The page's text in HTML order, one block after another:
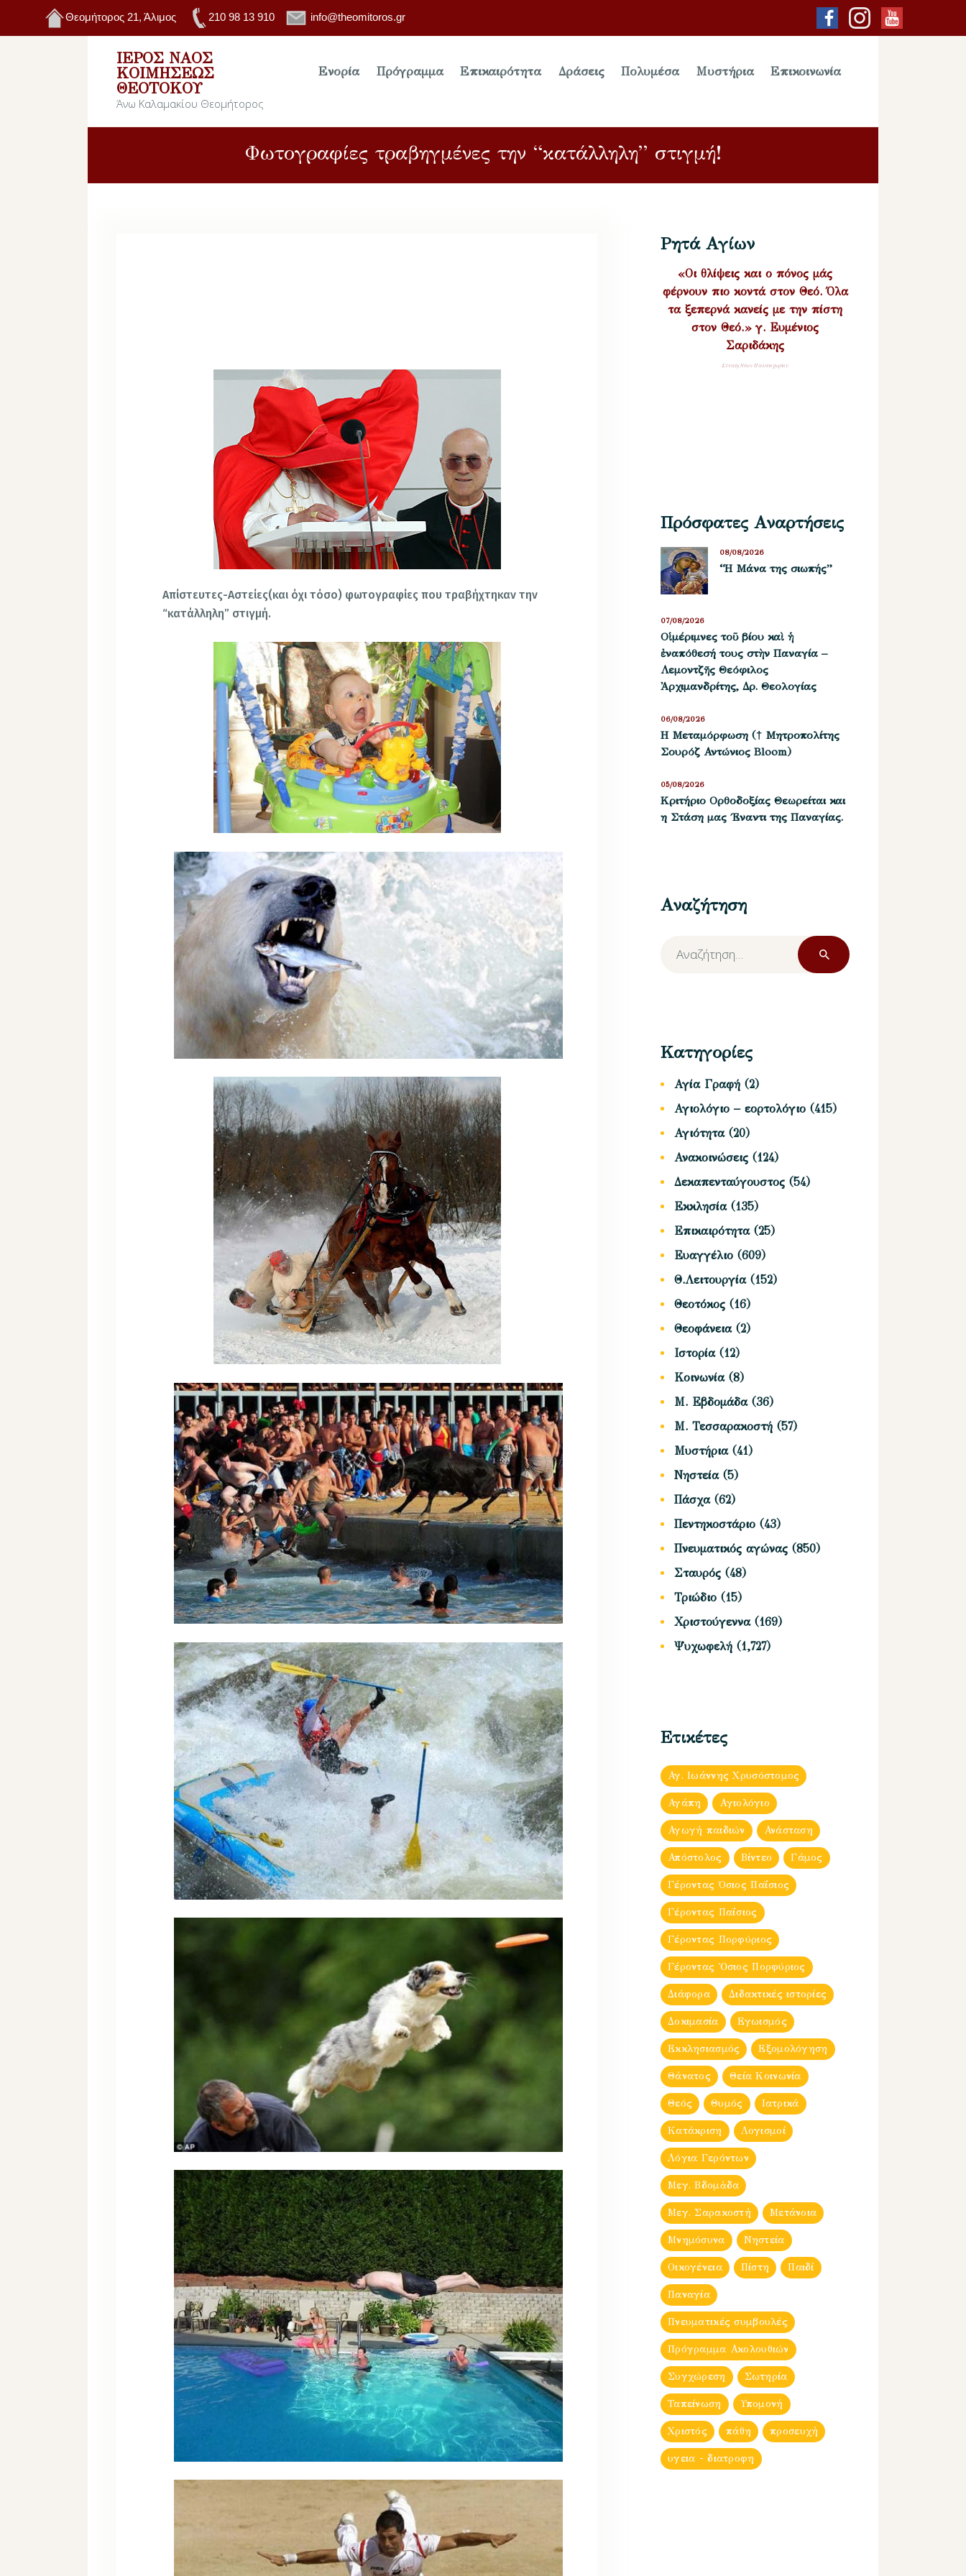
Θεομήτορος 21, Άλιμος 210 98 13 910 info@theomitoros.gr
ΙΕΡΌΣ ΝΑΌΣ
ΚΟΙΜΉΣΕΩΣ
ΘΕΟΤΌΚΟΥ
Άνω Καλαμακίου Θεομήτορος
Ενορία Πρόγραμμα Επικαιρότητα Δράσεις Πολυμέσα Μυστήρια Επικοινωνία
Φωτογραφίες τραβηγμένες την “κατάλληλη” στιγμή!
Απίστευτες-Αστείες(και όχι τόσο) φωτογραφίες που τραβήχτηκαν την
“κατάλληλη” στιγμή.
Ρητά Αγίων
«Οι θλίψεις και ο πόνος μάς
φέρνουν πιο κοντά στον Θεό. Όλα
τα ξεπερνά κανείς με την πίστη
στον Θεό.» γ. Ευμένιος
Σαριδάκης
Σύναξη Νέων Παλαιοχωρίου
Πρόσφατες Αναρτήσεις
“Η Μάνα της σιωπής”
08/08/2026
Οἱ μέριμνες τοῦ βίου καὶ ἡ
ἐναπόθεσή τους στὴν Παναγία –
Λεμοντζῆς Θεόφιλος
Ἀρχιμανδρίτης, Δρ. Θεολογίας
07/08/2026
Η Μεταμόρφωση († Μητροπολίτης
Σουρόζ Αντώνιος Bloom)
06/08/2026
Kριτήριο Oρθοδοξίας Θεωρείται και
η Στάση μας ΄Εναντι της Παναγίας.
05/08/2026
Αναζήτηση
Αναζήτηση
για:
Κατηγορίες
Αγία Γραφή (2)
Αγιολόγιο – εορτολόγιο (415)
Αγιότητα(20)
Ανακοινώσεις (124)
Δεκαπενταύγουστος (54)
Εκκλησία(135)
Επικαιρότητα(25)
Ευαγγέλιο (609)
Θ.Λειτουργία(152)
Θεοτόκος (16)
Θεοφάνεια(2)
Ιστορία(12)
Κοινωνία(8)
Μ. Εβδομάδα(36)
Μ. Τεσσαρακοστή (57)
Μυστήρια(41)
Νηστεία(5)
Πάσχα(62)
Πεντηκοστάριο (43)
Πνευματικός αγώνας (850)
Σταυρός (48)
Τριώδιο (15)
Χριστούγεννα(169)
Ψυχωφελή (1,727)
Ετικέτες
Αγ. Ιωάννης Χρυσόστομος
Αγάπη Αγιολόγιο
Αγωγή παιδιών Ανάσταση
Απόστολος Βίντεο Γάμος
Γέροντας Όσιος Παΐσιος
Γέροντας Παΐσιος
Γέροντας Πορφύριος
Γέροντας Ὀσιος Πορφύριος
Διάφορα Διδακτικές ιστορίες
Δοκιμασία Εγωισμός
Εκκλησιασμός Εξομολόγηση
Θάνατος Θεία Κοινωνία
Θεός Θυμός Ιατρικά
Κατάκριση Λογισμοί
Λόγια Γερόντων
Μεγ. Βδομἀδα
Μεγ. Σαρακοστή Μετάνοια
Μνημόσυνα Νηστεία
Οικογένεια Πίστη Παιδί
Παναγία
Πνευματικές συμβουλές
Πρόγραμμα Ακολουθιών
Συγχώρεση Σωτηρία
Ταπείνωση Υπομονή
Χριστός πάθη προσευχή
υγεια - διατροφη